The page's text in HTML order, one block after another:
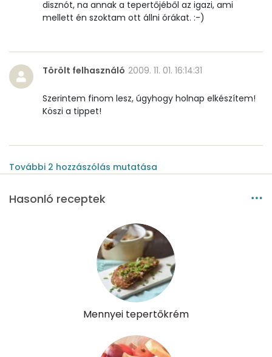
disznót, na annak a tepertőjéből az igazi, ami
mellett én szoktam ott állni órákat. :-)
Törölt felhasználó 2009. 11. 01. 16:14:31
Szerintem finom lesz, úgyhogy holnap elkészítem!
Köszi a tippet!
További 2 hozzászólás mutatása
Hasonló receptek
Mennyei tepertőkrém